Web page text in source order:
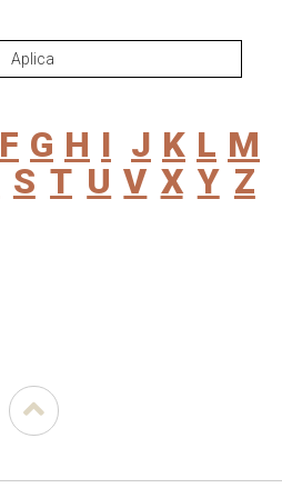
F G H I J K L M
S T U V X Y Z